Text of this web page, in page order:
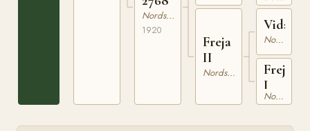
Nordsvensk Brukshäst
1920
Freja
II
Nordsvensk Brukshäst
Vidar
Nordsvensk Brukshäst
Freja
I
Nordsvensk Brukshäst